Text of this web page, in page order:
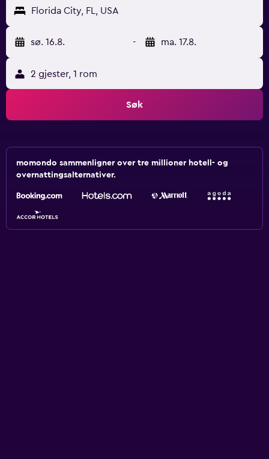
Florida City, FL, USA
sø. 16.8. - ma. 17.8.
2 gjester, 1 rom
Søk
momondo sammenligner over tre millioner hotell- og
overnattingsalternativer.